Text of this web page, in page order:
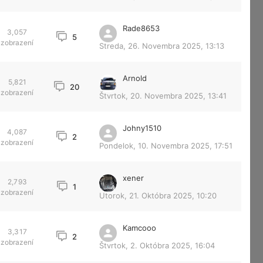
3,057
zobrazení
5
Rade8653
Streda, 26. Novembra 2025, 13:13
5,821
zobrazení
20
Arnold
Štvrtok, 20. Novembra 2025, 13:41
4,087
zobrazení
2
Johny1510
Pondelok, 10. Novembra 2025, 17:51
2,793
zobrazení
1
xener
Utorok, 21. Októbra 2025, 10:20
3,317
zobrazení
2
Kamcooo
Štvrtok, 2. Októbra 2025, 16:04